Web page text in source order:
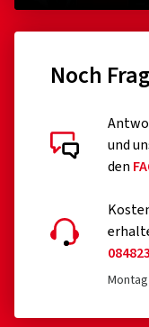
Zuverlässigkeit auf
Noch
und
den